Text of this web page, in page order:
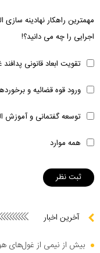
مهمترین راهکار نهادینه سازی
اجرایی را چه می دانید؟!
تقویت ابعاد قانونی پدافند
ورود قوه قضائیه و
توسعه گفتمانی و آموزش
همه موارد
آخرین اخبار
بیش از نیمی از غول‌های